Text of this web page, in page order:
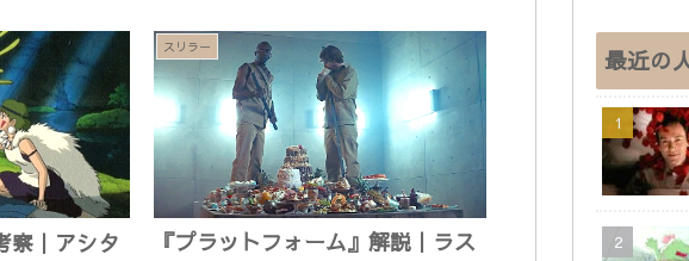
察｜アシタ
スリラー
『プラットフォーム』解説｜ラス
最近の